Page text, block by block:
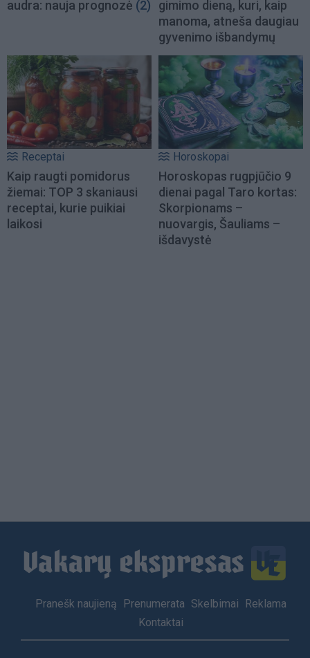
audra: nauja prognozė (2)
gimimo dieną, kuri, kaip
manoma, atneša daugiau
gyvenimo išbandymų
Receptai
Kaip raugti pomidorus
žiemai: TOP 3 skaniausi
receptai, kurie puikiai
laikosi
Horoskopai
Horoskopas rugpjūčio 9
dienai pagal Taro kortas:
Skorpionams –
nuovargis, Šauliams –
išdavystė
Footer
Pranešk naujieną Prenumerata Skelbimai
Reklama
Kontaktai